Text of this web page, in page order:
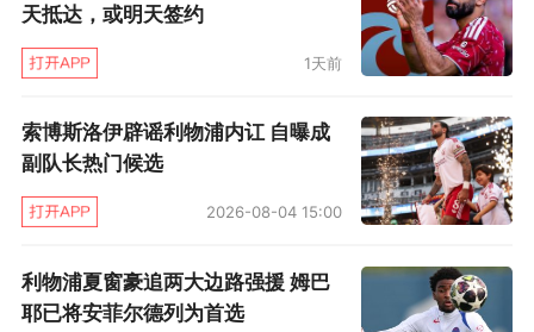
第35分钟，恩佐开出任意球，福法纳抢点但似乎
没有碰到皮球，球击中立柱入网，英超官方将此
球算在恩佐名下。切尔西将比分扳为1比1。
天抵达，或明天签约
1天前
索博斯洛伊辟谣利物浦内讧 自曝成
副队长热门候选
2026-08-04 15:00
利物浦夏窗豪追两大边路强援 姆巴
耶已将安菲尔德列为首选